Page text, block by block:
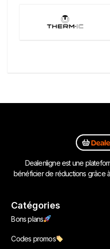
Dealenligne est une
bénéficier de réductions grâce
Catégories
Bons plans
Codes promos